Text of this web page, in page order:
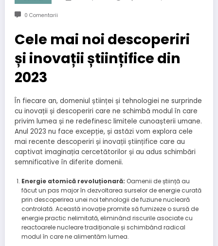
0 Comentarii
Cele mai noi descoperiri
și inovații științifice din
2023
În fiecare an, domeniul științei și tehnologiei ne surprinde
cu inovații și descoperiri care ne schimbă modul în care
privim lumea și ne redefinesc limitele cunoașterii umane.
Anul 2023 nu face excepție, și astăzi vom explora cele
mai recente descoperiri și inovații științifice care au
captivat imaginația cercetătorilor și au adus schimbări
semnificative în diferite domenii.
Energie atomică revoluționară: Oamenii de știință au
făcut un pas major în dezvoltarea surselor de energie curată
prin descoperirea unei noi tehnologii de fuziune nucleară
controlată. Această inovație promite să furnizeze o sursă de
energie practic nelimitată, eliminând riscurile asociate cu
reactoarele nucleare tradiționale și schimbând radical
modul în care ne alimentăm lumea.